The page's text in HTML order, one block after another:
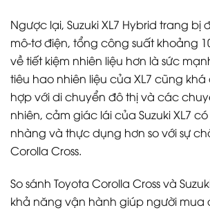
Ngược lại, Suzuki XL7 Hybrid trang bị
mô-tơ điện, tổng công suất khoảng
về tiết kiệm nhiên liệu hơn là sức
tiêu hao nhiên liệu của XL7 cũng
hợp với di chuyển đô thị và các
nhiên, cảm giác lái của Suzuki XL7
nhàng và thực dụng hơn so với sự
Corolla Cross.
So sánh Toyota Corolla Cross và
khả năng vận hành giúp người mua